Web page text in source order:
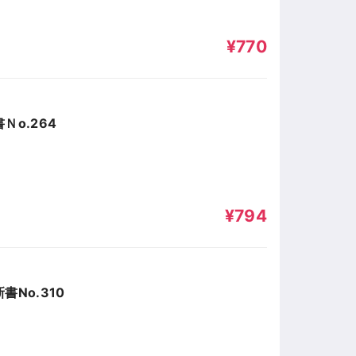
¥770
Ｎo.264
¥794
書No.310